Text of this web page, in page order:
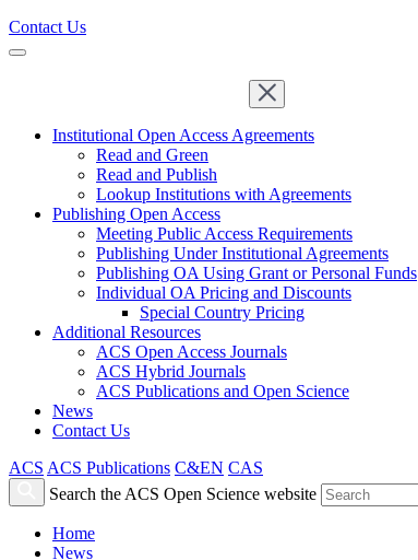
Contact Us
Institutional Open Access Agreements
Read and Green
Read and Publish
Lookup Institutions with Agreements
Publishing Open Access
Meeting Public Access Requirements
Publishing Under Institutional Agreements
Publishing OA Using Grant or Personal Funds
Individual OA Pricing and Discounts
Special Country Pricing
Additional Resources
ACS Open Access Journals
ACS Hybrid Journals
ACS Publications and Open Science
News
Contact Us
ACS ACS Publications C&EN CAS
Search the ACS Open Science website
Home
News